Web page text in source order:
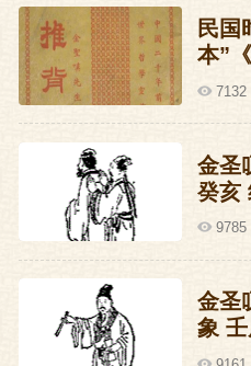
朝议事，史弘肇优
门，只听轰隆一声
甲士从身后冲出，史
枪戮成了筛子眼。
史弘肇死掉了，刘
胜利果实，苏逢吉分
做婢女，感觉不错。
是不够大家分的，
无非是再杀几个武将
民国
本”
7132
金圣
癸亥
9785
金圣
象